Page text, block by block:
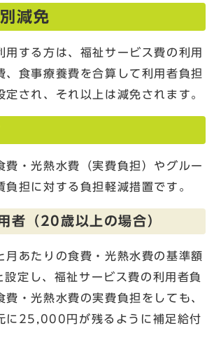
減免
する方は、福祉サービス費の利用
、食事療養費を合算して利用者負担
定され、それ以上は減免されます。
・光熱水費（実費負担）やグルー
負担に対する負担軽減措置です。
者（20歳以上の場合）
あたりの食費・光熱水費の基準額
定し、福祉サービス費の利用者負
費・光熱水費の実費負担をしても、
に25,000円が残るように補足給付